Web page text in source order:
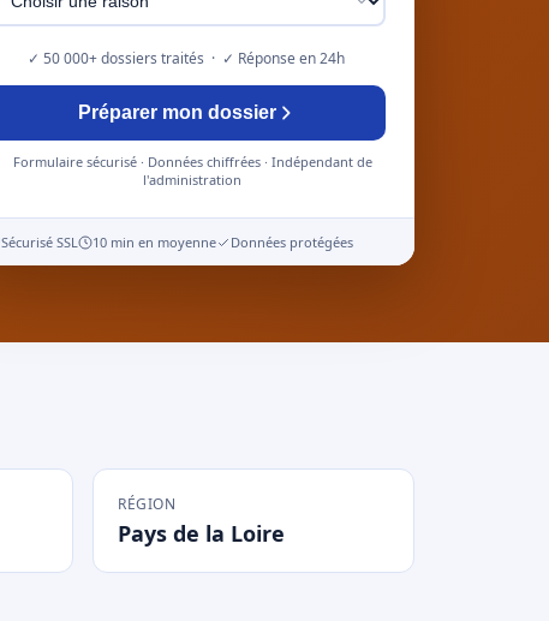
✓ 50 000+ dossiers traités · ✓ Réponse en 24h
Préparer mon dossier
Formulaire sécurisé · Données chiffrées · Indépendant de
l'administration
Sécurisé SSL 10 min en moyenne Données protégées
RÉGION
Pays de la Loire